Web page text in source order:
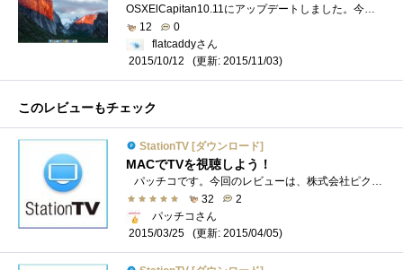
OSXElCapitan10.11にアップデートしました。今のところの感想は、少し快適になったと感じています。不具合もありません。 Appleのサイトでは、パフ�...
12
0
flatcaddyさん
2015/10/12
(更新: 2015/11/03)
このレビューもチェック
StationTV [ダウンロード]
MACでTVを視聴しよう！
パッチコです。今回のレビューは、株式会社ピクセラのStationTV®です。 StationTVは、対応テレビチューナーを接続することで、Macでもテレビ番�...
32
2
パッチコさん
2015/03/25
(更新: 2015/04/05)